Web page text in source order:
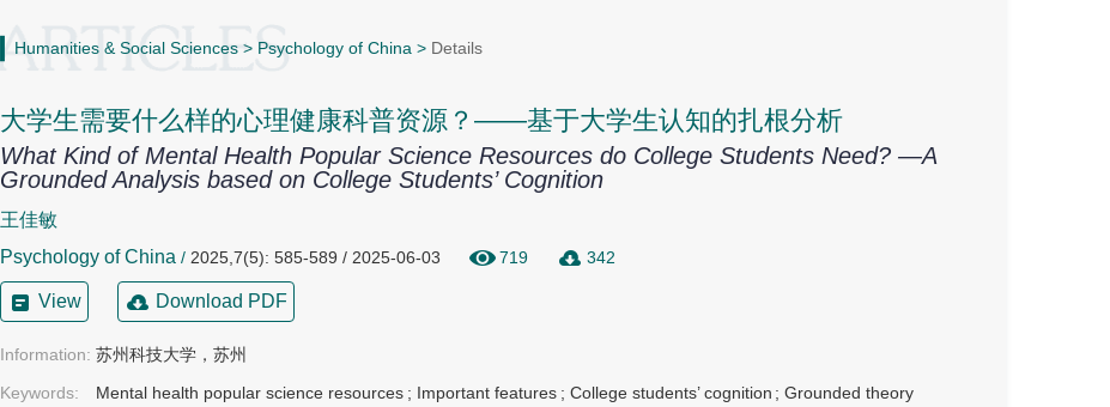
Humanities & Social Sciences > Psychology of China > Details
大学生需要什么样的心理健康科普资源？——基于大学生认知的扎根分析
What Kind of Mental Health Popular Science Resources do College Students Need? —A
Grounded Analysis based on College Students’ Cognition
王佳敏
Psychology of China / 2025,7(5): 585-589 / 2025-06-03 719 342
View Download PDF
Information: 苏州科技大学，苏州
Keywords:
Mental health popular science resources ; Important features ; College students’ cognition ;Grounded theory